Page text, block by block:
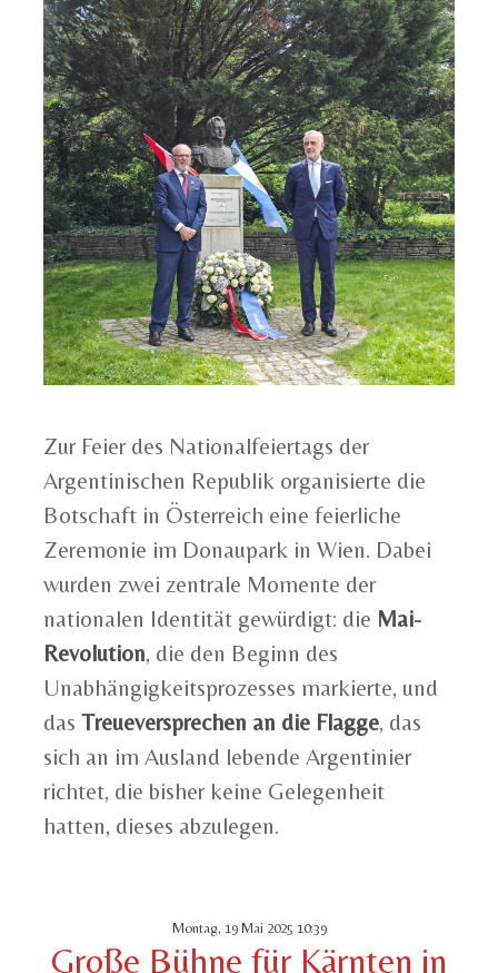
Zur Feier des Nationalfeiertags der
Argentinischen Republik organisierte die
Botschaft in Österreich eine feierliche
Zeremonie im Donaupark in Wien. Dabei
wurden zwei zentrale Momente der
nationalen Identität gewürdigt: die Mai-
Revolution, die den Beginn des
Unabhängigkeitsprozesses markierte, und
das Treueversprechen an die Flagge, das
sich an im Ausland lebende Argentinier
richtet, die bisher keine Gelegenheit
hatten, dieses abzulegen.
Montag, 19 Mai 2025 10:39
Große Bühne für Kärnten in